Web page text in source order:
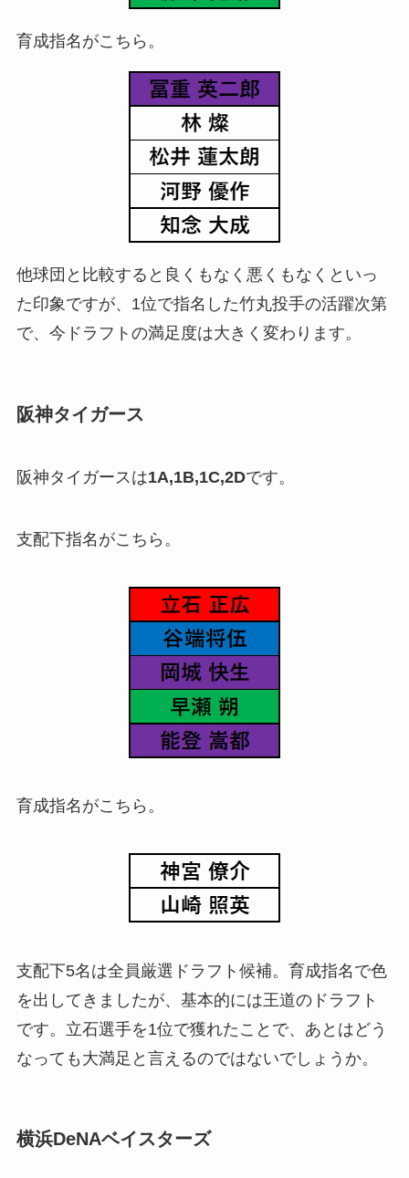
育成指名がこちら。
他球団と比較すると良くもなく悪くもなくといっ
た印象ですが、1位で指名した竹丸投手の活躍次第
で、今ドラフトの満足度は大きく変わります。
阪神タイガース
阪神タイガースは1A,1B,1C,2Dです。
支配下指名がこちら。
育成指名がこちら。
支配下5名は全員厳選ドラフト候補。育成指名で色
を出してきましたが、基本的には王道のドラフト
です。立石選手を1位で獲れたことで、あとはどう
なっても大満足と言えるのではないでしょうか。
横浜DeNAベイスターズ